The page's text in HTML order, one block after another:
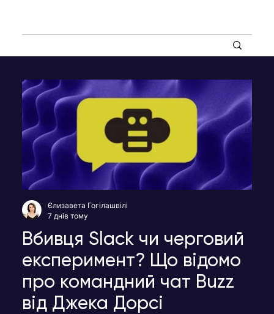
Вбивця Slack чи черговий
експеримент? Що відомо
про командний чат Buzz
від Джека Дорсі
Єлизавета Гогілашвілі
7 днів тому